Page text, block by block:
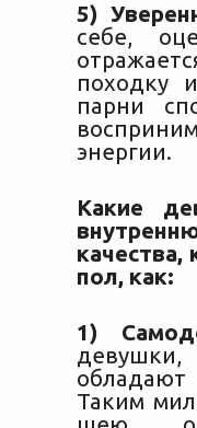
5)
себе,
походку
парни
энергии.
Какие
пол, как:
1)
обладают
Таким